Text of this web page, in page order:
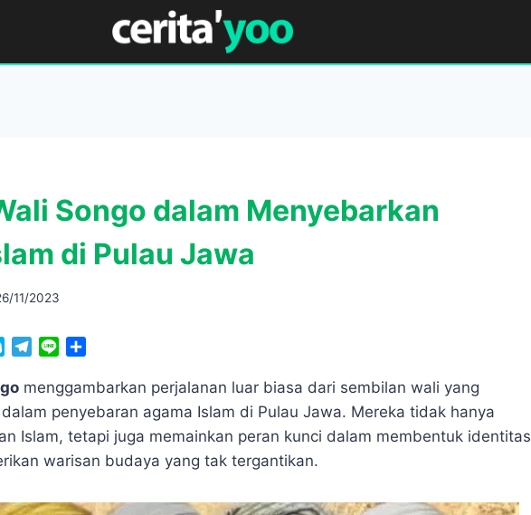
Songo dalam Menyebarkan
di Pulau Jawa
11/2023
y
p
l
e
g
r
a
n
e
a
r
menggambarkan perjalanan luar biasa dari sembilan wali yang
penyebaran agama Islam di Pulau Jawa. Mereka tidak hanya
Islam, tetapi juga memainkan peran kunci dalam membentuk identitas
warisan budaya yang tak tergantikan.